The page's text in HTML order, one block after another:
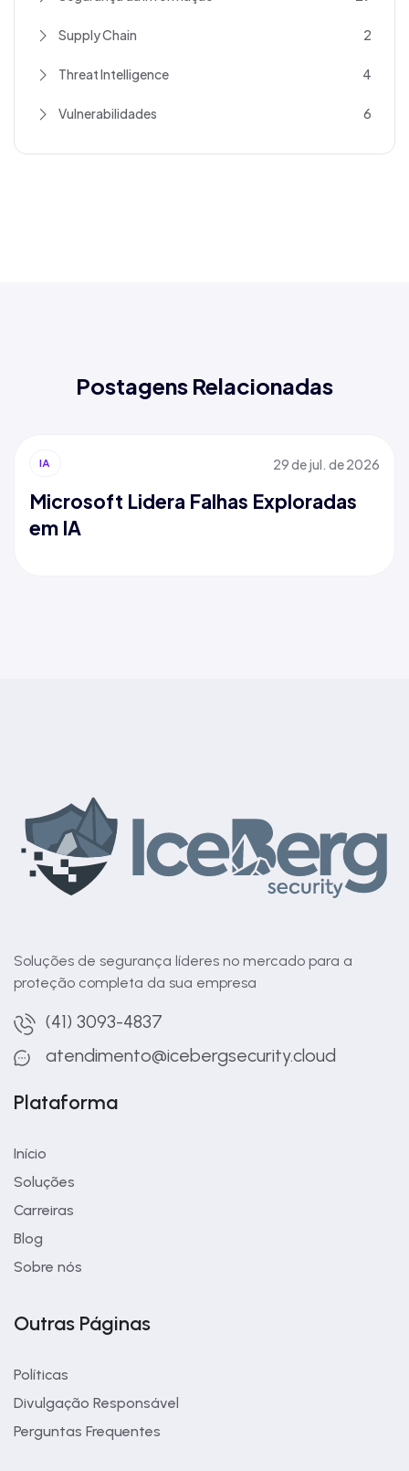
Supply Chain 2
Threat Intelligence 4
Vulnerabilidades 6
Postagens Relacionadas
IA 29 de jul. de 2026
Microsoft Lidera Falhas Exploradas
em IA
Soluções de segurança líderes no mercado para a
proteção completa da sua empresa
(41) 3093-4837
atendimento@icebergsecurity.cloud
Plataforma
Início
Soluções
Carreiras
Blog
Sobre nós
Outras Páginas
Políticas
Divulgação Responsável
Perguntas Frequentes